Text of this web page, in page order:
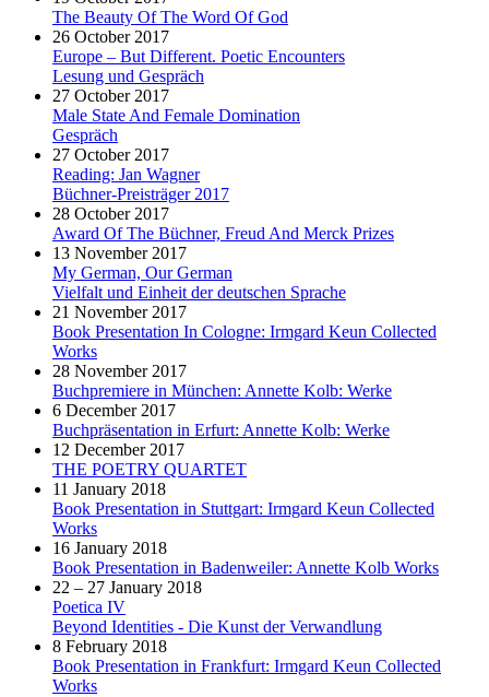
The Beauty Of The Word Of God
26 October 2017
Europe – But Different. Poetic Encounters
Lesung und Gespräch
27 October 2017
Male State And Female Domination
Gespräch
27 October 2017
Reading: Jan Wagner
Büchner-Preisträger 2017
28 October 2017
Award Of The Büchner, Freud And Merck Prizes
13 November 2017
My German, Our German
Vielfalt und Einheit der deutschen Sprache
21 November 2017
Book Presentation In Cologne: Irmgard Keun Collected
Works
28 November 2017
Buchpremiere in München: Annette Kolb: Werke
6 December 2017
Buchpräsentation in Erfurt: Annette Kolb: Werke
12 December 2017
THE POETRY QUARTET
11 January 2018
Book Presentation in Stuttgart: Irmgard Keun Collected
Works
16 January 2018
Book Presentation in Badenweiler: Annette Kolb Works
22 – 27 January 2018
Poetica IV
Beyond Identities - Die Kunst der Verwandlung
8 February 2018
Book Presentation in Frankfurt: Irmgard Keun Collected
Works